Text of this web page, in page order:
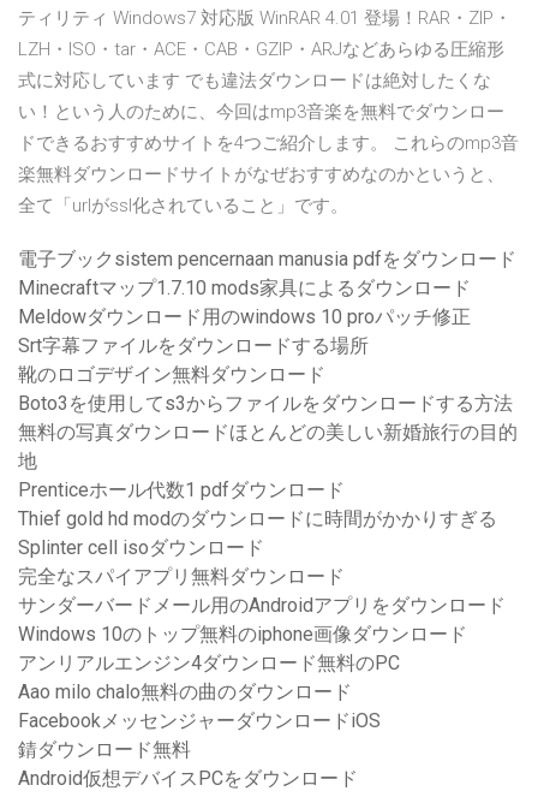
ティリティ Windows7 対応版 WinRAR 4.01 登場！RAR・ZIP・
LZH・ISO・tar・ACE・CAB・GZIP・ARJなどあらゆる圧縮形
式に対応しています でも違法ダウンロードは絶対したくな
い！という人のために、今回はmp3音楽を無料でダウンロー
ドできるおすすめサイトを4つご紹介します。 これらのmp3音
楽無料ダウンロードサイトがなぜおすすめなのかというと、
全て「urlがssl化されていること」です。
電子ブックsistem pencernaan manusia pdfをダウンロード
Minecraftマップ1.7.10 mods家具によるダウンロード
Meldowダウンロード用のwindows 10 proパッチ修正
Srt字幕ファイルをダウンロードする場所
靴のロゴデザイン無料ダウンロード
Boto3を使用してs3からファイルをダウンロードする方法
無料の写真ダウンロードほとんどの美しい新婚旅行の目的
地
Prenticeホール代数1 pdfダウンロード
Thief gold hd modのダウンロードに時間がかかりすぎる
Splinter cell isoダウンロード
完全なスパイアプリ無料ダウンロード
サンダーバードメール用のAndroidアプリをダウンロード
Windows 10のトップ無料のiphone画像ダウンロード
アンリアルエンジン4ダウンロード無料のPC
Aao milo chalo無料の曲のダウンロード
FacebookメッセンジャーダウンロードiOS
錆ダウンロード無料
Android仮想デバイスPCをダウンロード